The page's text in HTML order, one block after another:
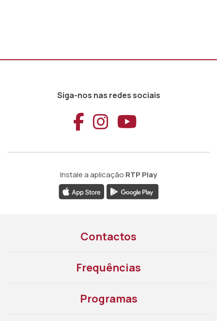
Siga-nos nas redes sociais
Aceder ao
Aceder ao
Aceder
Instale a aplicação RTP Play
Contactos
Frequências
Programas